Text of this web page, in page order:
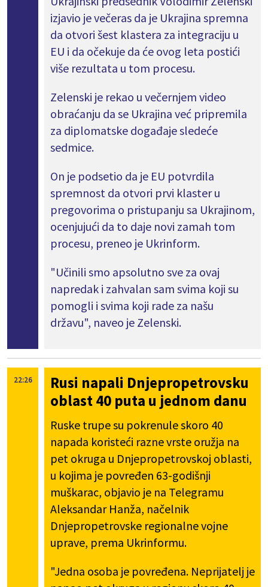
izjavio je večeras da je Ukrajina spremna
da otvori šest klastera za integraciju u
EU i da očekuje da će ovog leta postići
više rezultata u tom procesu.
Zelenski je rekao u večernjem video
obraćanju da se Ukrajina već pripremila
za diplomatske događaje sledeće
sedmice.
On je podsetio da je EU potvrdila
spremnost da otvori prvi klaster u
pregovorima o pristupanju sa Ukrajinom,
ocenjujući da to daje novi zamah tom
procesu, preneo je Ukrinform.
"Učinili smo apsolutno sve za ovaj
napredak i zahvalan sam svima koji su
pomogli i svima koji rade za našu
državu", naveo je Zelenski.
22:26
Rusi napali Dnjepropetrovsku
oblast 40 puta u jednom danu
Ruske trupe su pokrenule skoro 40
napada koristeći razne vrste oružja na
pet okruga u Dnjepropetrovskoj oblasti,
u kojima je povređen 63-godišnji
muškarac, objavio je na Telegramu
Aleksandar Hanža, načelnik
Dnjepropetrovske regionalne vojne
uprave, prema Ukrinformu.
"Jedna osoba je povređena. Neprijatelj je